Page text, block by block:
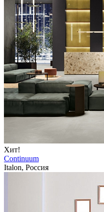
Хит!
Continuum
Italon, Россия